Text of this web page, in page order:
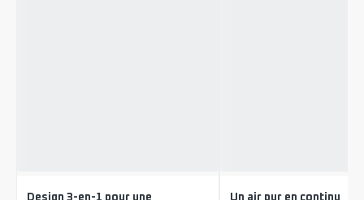
Design 3-en-1 pour une
Un air pur en continu